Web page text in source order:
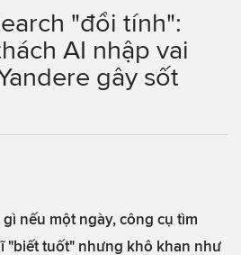
"đổi tính":
AI nhập vai
gây sốt
gì nếu một ngày, công cụ tìm
"biết tuốt" nhưng khô khan như